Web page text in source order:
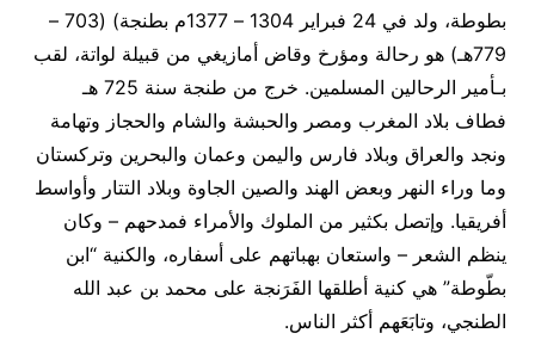
بطوطة، ولد في 24 فبراير 1304 – 1377م بطنجة) (703 –
779هـ) هو رحالة ومؤرخ وقاض أمازيغي من قبيلة لواتة، لقب
بـأمير الرحالين المسلمين. خرج من طنجة سنة 725 هـ
فطاف بلاد المغرب ومصر والحبشة والشام والحجاز وتهامة
ونجد والعراق وبلاد فارس واليمن وعمان والبحرين وتركستان
وما وراء النهر وبعض الهند والصين الجاوة وبلاد التتار وأواسط
أفريقيا. وإتصل بكثير من الملوك والأمراء فمدحهم – وكان
ينظم الشعر – واستعان بهباتهم على أسفاره، والكنية “ابن
بطّوطة” هي كنية أطلقها الفَرَنجة على محمد بن عبد الله
الطنجي، وتابَعَهم أكثر الناس.